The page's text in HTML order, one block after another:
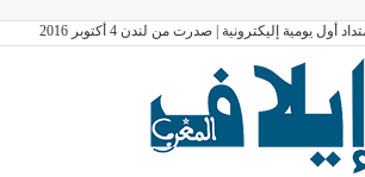
أول يومية إليكترونية | صدرت من لندن 4 أكتوبر 2016